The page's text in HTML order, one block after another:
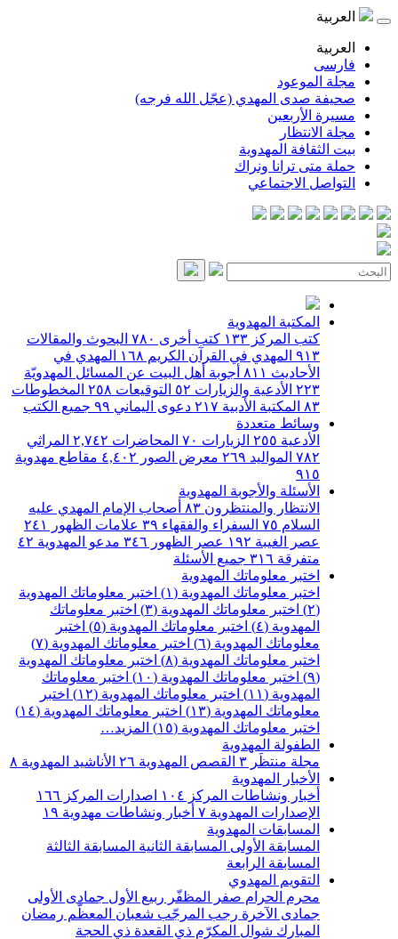
العربية
العربية
فارسی
مجلة الموعود
صحيفة صدى المهدي (عجّل الله فرجه)
مسيرة الأربعين
مجلة الانتظار
بيت الثقافة المهدوية
حملة متى ترانا ونراك
التواصل الاجتماعي
المكتبة المهدوية
كتب المركز ١٣٣ كتب أخرى ٧٨٠ البحوث والمقالات
٩١٣ المهدي في القرآن الكريم ١٦٨
المهدي في
الأحاديث ٨١١ أجوبة أهل البيت عن المسائل المهدويّة
٢٢٣ الأدعية والزيارات ٥٢ التوقيعات ٢٥٨ المخطوطات
٨٣ المكتبة الأدبية ٢١٧ دعوى اليماني ٩٩ جميع الكتب
وسائط متعددة
الأدعية ٢٥٥ الزيارات ٧٠ المحاضرات ٢,٧٤٢ المراثي
٧٨٢ المواليد ٢٦٩ معرض الصور ٤,٤٠٢ مقاطع مهدوية
٩١٥
الأسئلة والأجوبة المهدوية
الانتظار والمنتظرون ٨٣ أصحاب الإمام المهدي عليه
السلام ٧٥ السفراء والفقهاء ٣٩ علامات الظهور
٢٤١
عصر الغيبة ١٩٢ عصر الظهور ٣٤٦ مدعو المهدوية ٤٢
متفرقة ٣١٦ جميع الأسئلة
اختبر معلوماتك المهدوية
اختبر معلوماتك المهدوية (١)
اختبر معلوماتك المهدوية
(٢)
اختبر معلوماتك المهدوية (٣)
اختبر معلوماتك
المهدوية (٤)
اختبر معلوماتك المهدوية (٥)
اختبر
معلوماتك المهدوية (٦)
اختبر معلوماتك المهدوية (٧)
اختبر معلوماتك المهدوية (٨)
اختبر معلوماتك المهدوية
(٩)
اختبر معلوماتك المهدوية (١٠)
اختبر معلوماتك
المهدوية (١١)
اختبر معلوماتك المهدوية (١٢)
اختبر
معلوماتك المهدوية (١٣)
اختبر معلوماتك المهدوية (١٤)
اختبر معلوماتك المهدوية (١٥)
المزيد…
الطفولة المهدوية
مجلة منتظَر ٣ القصص المهدوية ٢٦ الأناشيد المهدوية ٨
الأخبار المهدوية
أخبار ونشاطات المركز ١٠٤ اصدارات المركز ١٦٦
الإصدارات المهدوية ٧ أخبار ونشاطات مهدوية ١٩
المسابقات المهدوية
المسابقة الأولى المسابقة الثانية المسابقة الثالثة
المسابقة الرابعة
التقويم المهدوي
محرم الحرام صفر المظفّر ربيع الأول جمادى الأولى
جمادى الآخرة رجب المرجّب شعبان المعظّم رمضان
المبارك شوال المكرّم ذي القعدة ذي الحجة